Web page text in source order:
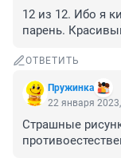
12 из 12. Ибо я
парень.
ОТВЕТИТЬ
Пружинка
22 января
Страшные